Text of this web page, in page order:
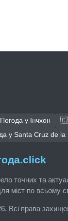
у Інчхон
у Santa Cruz de la
точних та
міст по всьому
Всі права